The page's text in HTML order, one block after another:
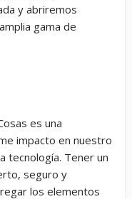
y abriremos
gama de
es una
impacto en nuestro
tecnología. Tener un
seguro y
los elementos